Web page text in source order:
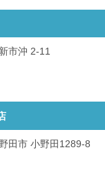
市沖 2-11
田市 小野田1289-8